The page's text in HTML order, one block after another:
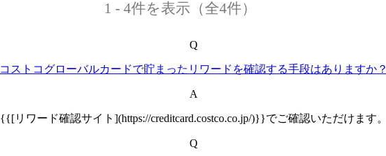
1 - 4件を表示（全4件）
Q
コストコグローバルカードで貯まったリワードを確認する手段はありますか？
A
{{[リワード確認サイト](https://creditcard.costco.co.jp/)}}でご確認いただけます。
Q